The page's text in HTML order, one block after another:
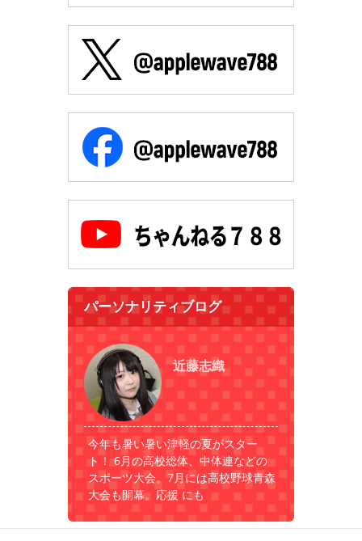
パーソナリティブログ
近藤志織
今年も暑い暑い津軽の夏がスター
ト！ 6月の高校総体、中体連などの
スポーツ大会。7月には高校野球青森
大会も開幕。応援 にも